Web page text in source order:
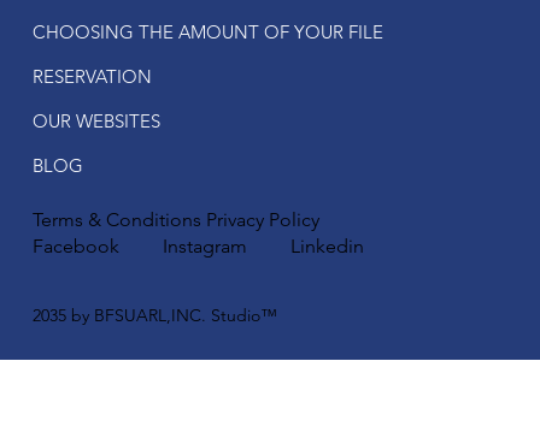
CHOOSING THE AMOUNT OF YOUR FILE
RESERVATION
OUR WEBSITES
BLOG
Terms & Conditions Privacy Policy
Facebook Instagram Linkedin
2035 by BFSUARL,INC. Studio™